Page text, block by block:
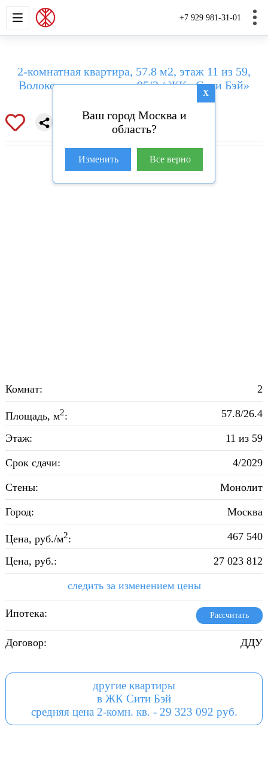
+7 929 981-31-01
НОВОСТРОЙКИ ДОМА И
X
Ваш город Москва и
область?
Изменить Все верно
2-комнатная квартира, 57.8 м2, этаж 11 из 59,
Волоколамское шоссе, 95/2 / ЖК «Сити Бэй»
Комнат: 2
Площадь, м2: 57.8/26.4
Этаж: 11 из 59
Срок сдачи: 4/2029
Стены: Монолит
Город: Москва
Цена, руб./м2: 467 540
Цена, руб.: 27 023 812
следить за изменением цены
Ипотека: Рассчитать
Договор: ДДУ
другие квартиры
в ЖК Сити Бэй
средняя цена 2-комн. кв. - 29 323 092 руб.